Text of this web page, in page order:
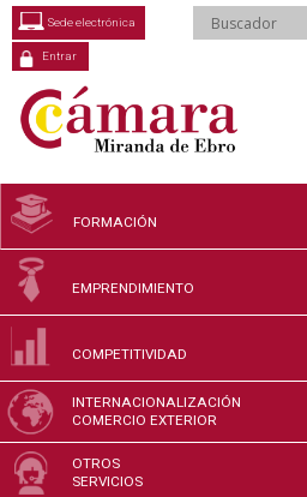
Saltar
contenido
Entrar
Sede electrónica
FORMACIÓN
EMPRENDIMIENTO
COMPETITIVIDAD
INTERNACIONALIZACIÓN
COMERCIO EXTERIOR
OTROS
SERVICIOS